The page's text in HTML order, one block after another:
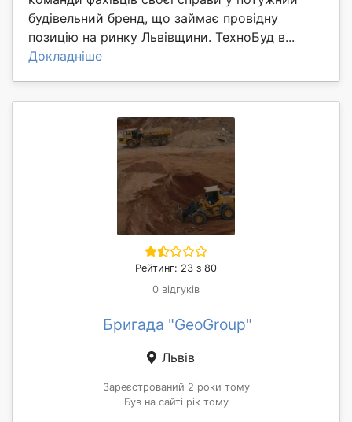
будівельний бренд, що займає провідну
позицію на ринку Львівщини. ТехноБуд в...
Докладніше
Рейтинг: 23 з 80
0 відгуків
Бригада "GeoGroup"
Львів
Зареєстрований 2 роки тому
Був на сайті рік тому